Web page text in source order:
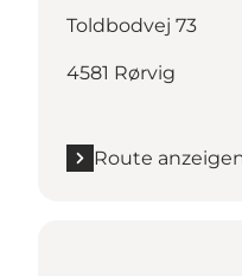
Toldbodvej 73
4581 Rørvig
Route